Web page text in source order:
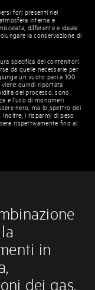
fori presenti nel
interna e
differente e ideale
la conservazione di
specifica dei contenitori.
da quelle necessarie per
un vuoto pari a 100
viene quindi riportata
del processo, sono
e l’uso di monomeri
nero, ma lo spettro dei
Inoltre, i risparmi di peso
rispettivamente fino al
in
dei gas.